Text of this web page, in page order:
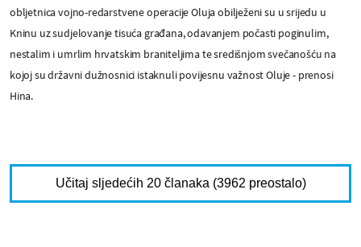
obljetnica vojno-redarstvene operacije Oluja obilježeni su u srijedu u
Kninu uz sudjelovanje tisuća građana, odavanjem počasti poginulim,
nestalim i umrlim hrvatskim braniteljima te središnjom svečanošću na
kojoj su državni dužnosnici istaknuli povijesnu važnost Oluje - prenosi
Hina.
Učitaj sljedećih 20 članaka (3962 preostalo)